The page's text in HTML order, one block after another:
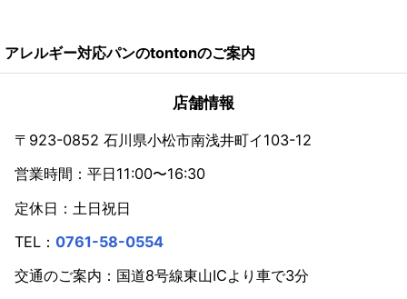
2024年
2022年
2021年
2020年
2019年
2018年
アレルギー対応パンのtontonのご案内
店舗情報
〒923-0852 石川県小松市南浅井町イ103-12
営業時間：平日11:00〜16:30
定休日：土日祝日
TEL： 0761-58-0554
交通のご案内：国道8号線東山ICより車で3分